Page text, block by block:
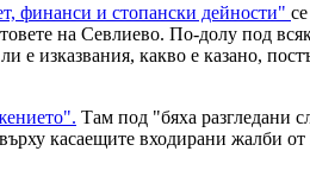
финанси и стопански дейности"
на Севлиево. По-долу под
изказвания, какво е казано,
Там под "бяха разгледани
касаещите входирани